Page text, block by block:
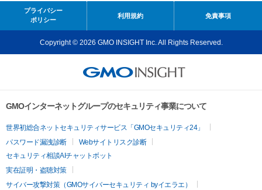
プライバシー
ポリシー
利用規約 免責事項
Copyright © 2026 GMO INSIGHT Inc. All Rights Reserved.
GMOインターネットグループのセキュリティ事業について
世界初総合ネットセキュリティサービス「GMOセキュリティ24」
パスワード漏洩診断
Webサイトリスク診断
セキュリティ相談AIチャットボット
実在証明・盗聴対策
サイバー攻撃対策（GMOサイバーセキュリティ byイエラエ）